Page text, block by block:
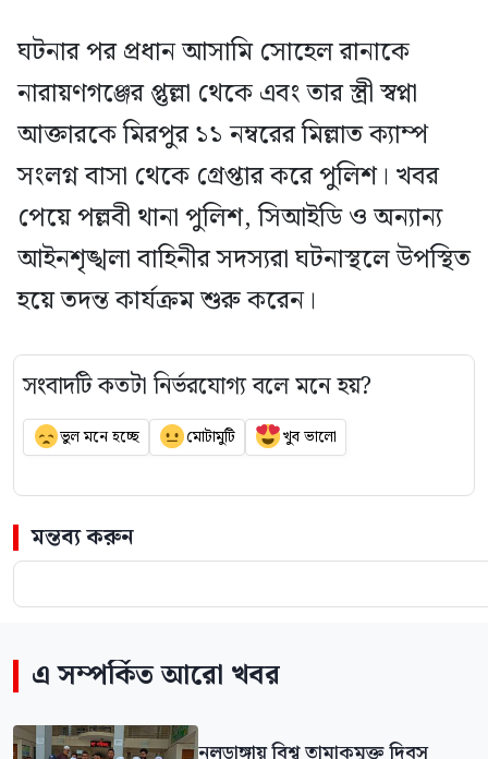
ঘটনার পর প্রধান আসামি সোহেল রানাকে
নারায়ণগঞ্জের প্তুল্লা থেকে এবং তার স্ত্রী স্বপ্না
আক্তারকে মিরপুর ১১ নম্বরের মিল্লাত ক্যাম্প
সংলগ্ন বাসা থেকে গ্রেপ্তার করে পুলিশ। খবর
পেয়ে পল্লবী থানা পুলিশ, সিআইডি ও অন্যান্য
আইনশৃঙ্খলা বাহিনীর সদস্যরা ঘটনাস্থলে উপস্থিত
হয়ে তদন্ত কার্যক্রম শুরু করেন।
সংবাদটি কতটা নির্ভরযোগ্য বলে মনে হয়?
ভুল মনে হচ্ছে মোটামুটি খুব ভালো
মন্তব্য করুন
এ সম্পর্কিত আরো খবর